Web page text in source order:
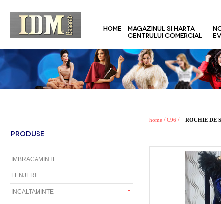
HOME
MAGAZINUL SI HARTA
CENTRULUI COMERCIAL
PRODUSE
IMBRACAMINTE
LENJERIE
INCALTAMINTE
home / C96 / ROCHIE DE